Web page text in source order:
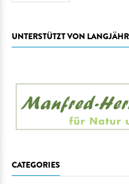
UNTERSTÜTZT VON
CATEGORIES